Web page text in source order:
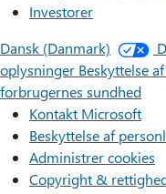
Investorer
Dansk (Danmark)
oplysninger Beskyttelse
forbrugernes sundhed
Kontakt Microsoft
Beskyttelse af
Administrer cookies
Copyright &